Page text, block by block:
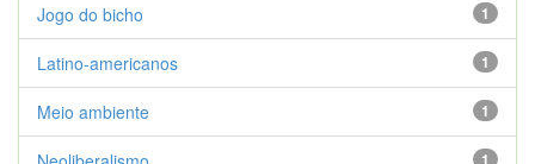
1
Jogo do bicho
1
Latino-americanos
1
Meio ambiente
1